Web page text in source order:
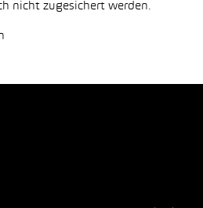
nicht zugesichert werden.